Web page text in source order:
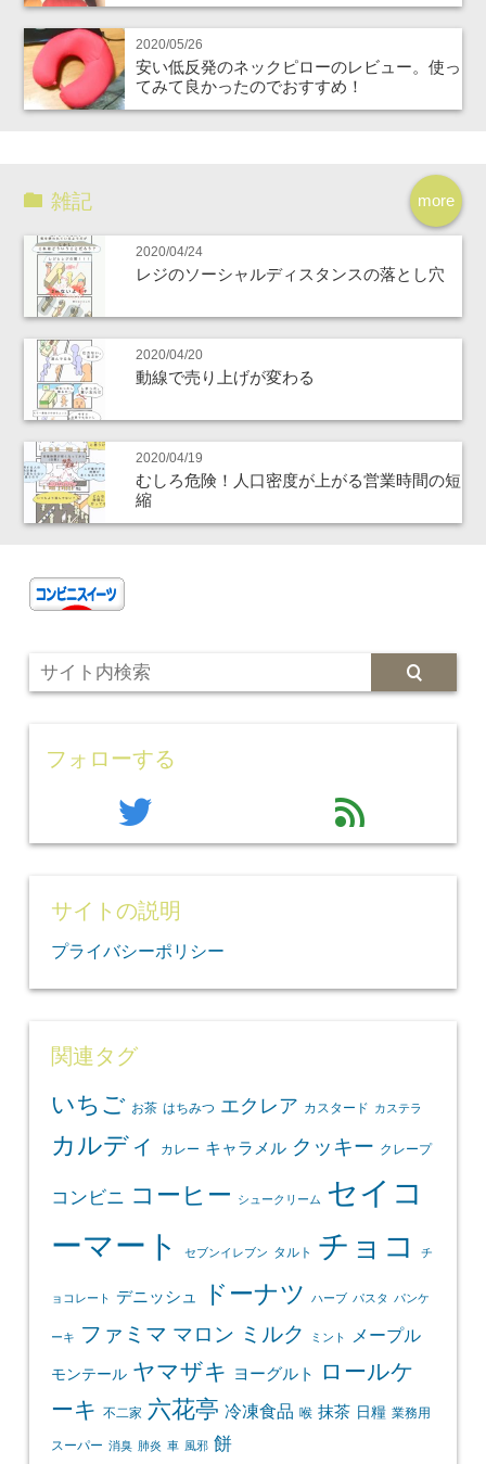
2020/05/26
安い低反発のネックピローのレビュー。使っ
てみて良かったのでおすすめ！
more
雑記
2020/04/24
レジのソーシャルディスタンスの落とし穴
2020/04/20
動線で売り上げが変わる
2020/04/19
むしろ危険！人口密度が上がる営業時間の短
縮
フォローする
twitter feed
サイトの説明
プライバシーポリシー
関連タグ
いちご お茶 はちみつ エクレア カスタード カステラ
カルディ カレー キャラメル クッキー クレープ
コンビニ コーヒー シュークリーム セイコ
ーマート
セブンイレブン タルト チョコ チ
ョコレート デニッシュ ドーナツ ハーブ パスタ パンケ
ーキ ファミマ マロン ミルク ミント メープル
モンテール ヤマザキ ヨーグルト
ロールケ
ーキ 不二家 六花亭 冷凍食品 喉 抹茶 日糧 業務用
スーパー 消臭 肺炎 車 風邪 餅